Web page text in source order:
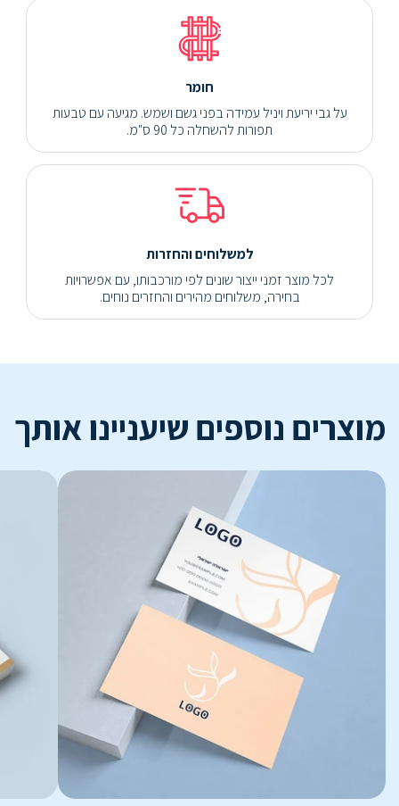
חומר
על גבי יריעת ויניל עמידה בפני גשם ושמש. מגיעה עם טבעות
תפורות להשחלה כל 90 ס"מ.
למשלוחים והחזרות
לכל מוצר זמני ייצור שונים לפי מורכבותו, עם אפשרויות
בחירה, משלוחים מהירים והחזרים נוחים.
מוצרים נוספים שיעניינו אותך